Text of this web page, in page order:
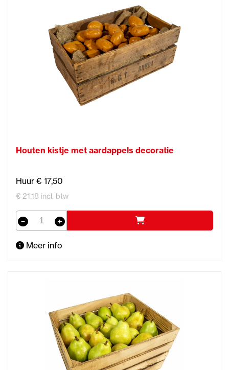
Houten kistje met aardappels decoratie
Huur € 17,50
€ 21,18 incl. btw
Meer info